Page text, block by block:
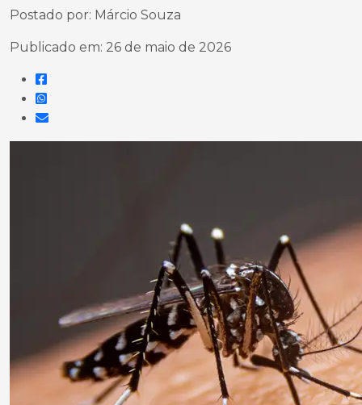
Postado por: Márcio Souza
Publicado em: 26 de maio de 2026